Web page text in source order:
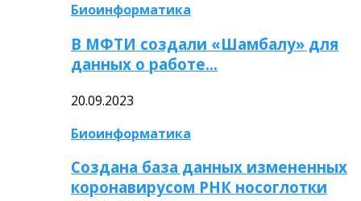
Биоинформатика
В МФТИ создали «Шамбалу» для
данных о работе…
20.09.2023
Биоинформатика
Создана база данных измененных
коронавирусом РНК носоглотки